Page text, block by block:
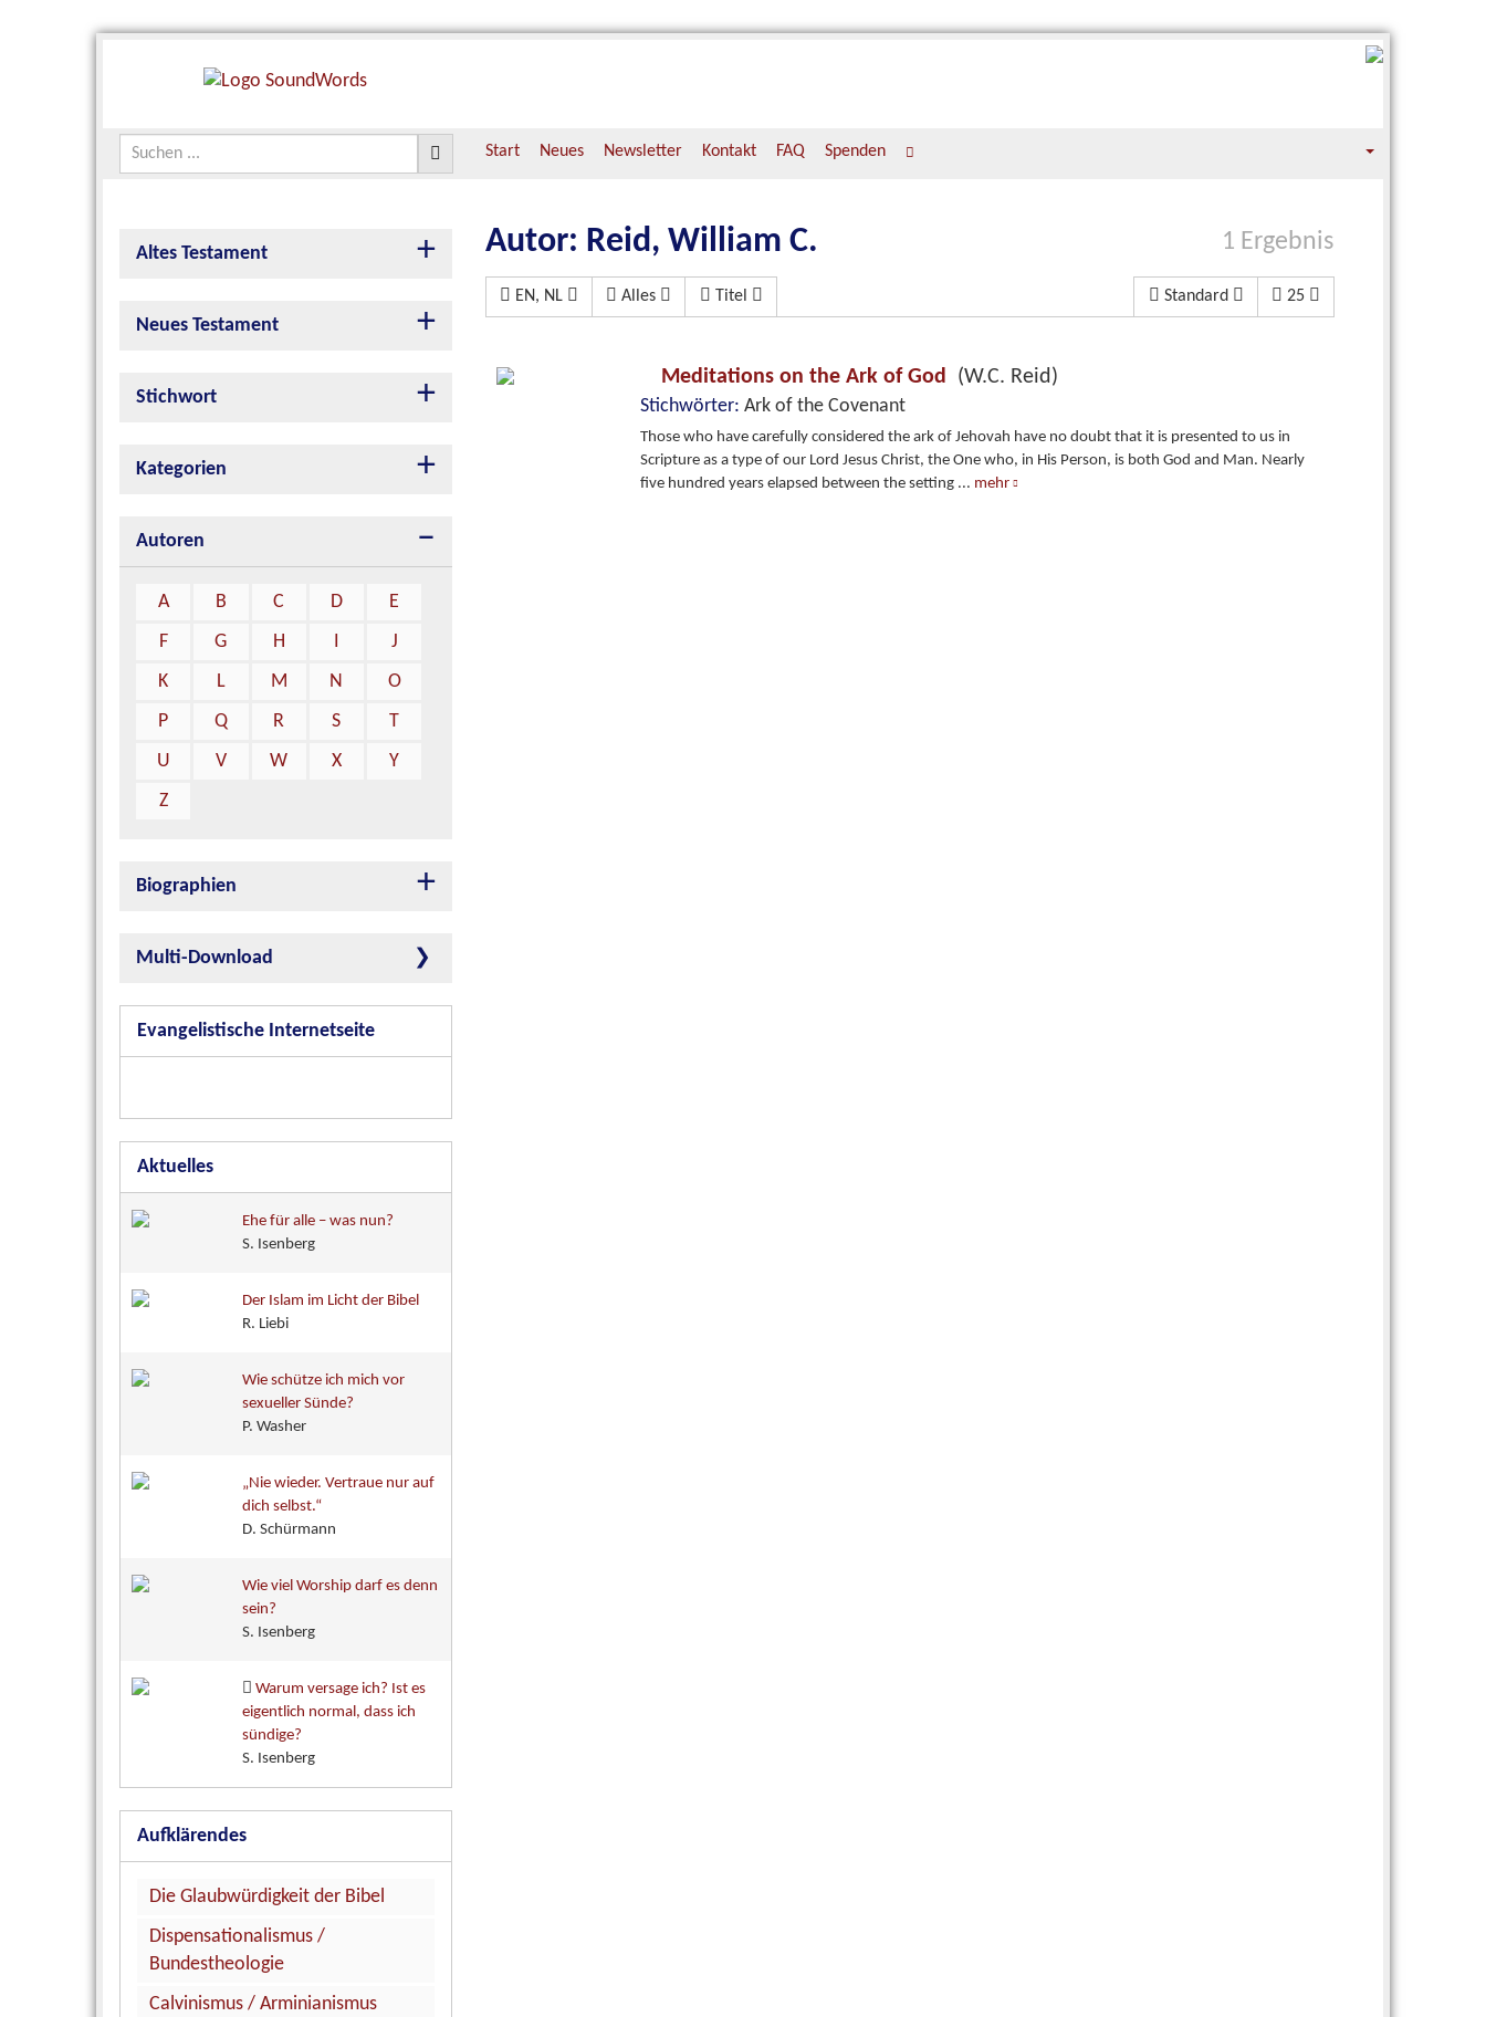
Start Neues Newsletter Kontakt FAQ Spenden
Altes Testament
Neues Testament
Stichwort
Kategorien
Autoren
A B C D
E
F
G H I
J
K
L M N
O
P
Q R S
T
U
V W X
Y
Z
Biographien
Multi-Download
Evangelistische Internetseite
Aktuelles
Ehe für alle – was nun?
S. Isenberg
Der Islam im Licht der Bibel
R. Liebi
Wie schütze ich mich vor
sexueller Sünde?
P. Washer
„Nie wieder. Vertraue nur auf
dich selbst.“
D. Schürmann
Wie viel Worship darf es denn
sein?
S. Isenberg
Warum versage ich? Ist es
eigentlich normal, dass ich
sündige?
S. Isenberg
Aufklärendes
Die Glaubwürdigkeit der Bibel
Dispensationalismus /
Bundestheologie
Calvinismus / Arminianismus
1 Ergebnis
Autor: Reid, William C.
EN, NL Alles Titel Standard 25
Meditations on the Ark of God (W.C. Reid)
Stichwörter: Ark of the Covenant
Those who have carefully considered the ark of Jehovah have no doubt that it is presented to us in
Scripture as a type of our Lord Jesus Christ, the One who, in His Person, is both God and Man. Nearly
five hundred years elapsed between the setting ... mehr